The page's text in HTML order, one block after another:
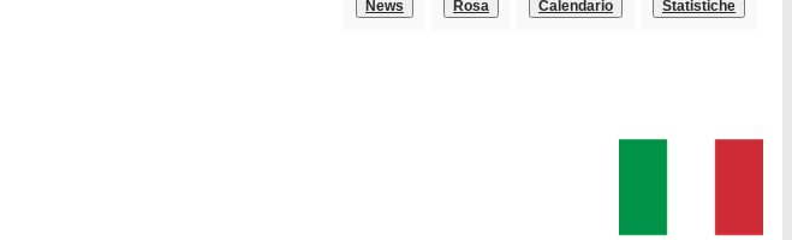
News Rosa Calendario Statistiche